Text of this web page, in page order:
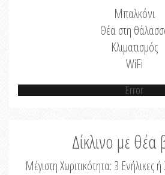
Μπαλκόνι
Θέα στη
Κλιματισμός
WiFi
Error
Δίκλινο με θέα
Μέγιστη Χωριτικότητα: 3 Ενήλικες